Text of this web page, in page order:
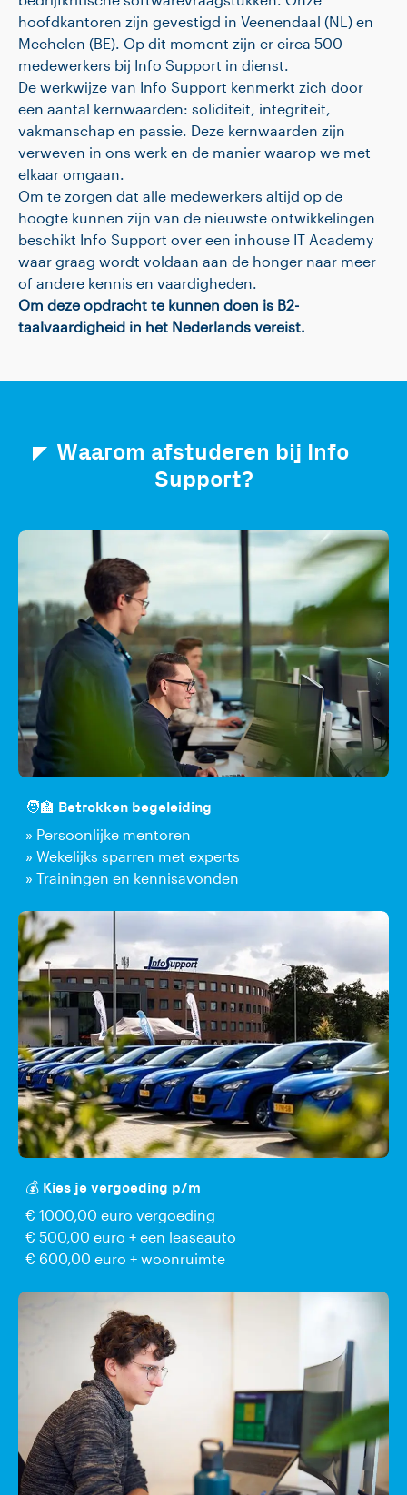
hoofdkantoren zijn gevestigd in Veenendaal (NL) en
Mechelen (BE). Op dit moment zijn er circa 500
medewerkers bij Info Support in dienst.
De werkwijze van Info Support kenmerkt zich door
een aantal kernwaarden: soliditeit, integriteit,
vakmanschap en passie. Deze kernwaarden zijn
verweven in ons werk en de manier waarop we met
elkaar omgaan.
Om te zorgen dat alle medewerkers altijd op de
hoogte kunnen zijn van de nieuwste ontwikkelingen
beschikt Info Support over een inhouse IT Academy
waar graag wordt voldaan aan de honger naar meer
of andere kennis en vaardigheden.
Om deze opdracht te kunnen doen is B2-
taalvaardigheid in het Nederlands vereist.
Waarom afstuderen bij Info
Support?
🧑‍🏫 Betrokken begeleiding
» Persoonlijke mentoren
» Wekelijks sparren met experts
» Trainingen en kennisavonden
💰 Kies je vergoeding p/m
€ 1000,00 euro vergoeding
€ 500,00 euro + een leaseauto
€ 600,00 euro + woonruimte